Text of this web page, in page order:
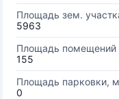
Площадь зем.
5963
Площадь помещений
155
Площадь парковки,
0